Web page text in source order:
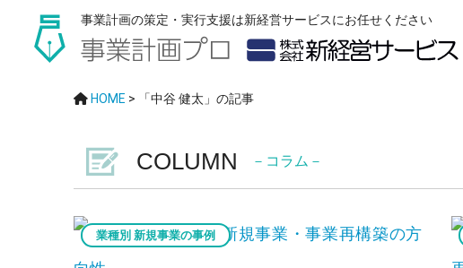
事業計画の策定・実行支援は新経営サービスにお任せください
HOME > 「中谷 健太」の記事
COLUMN －コラム－
業種別 新規事業の事例